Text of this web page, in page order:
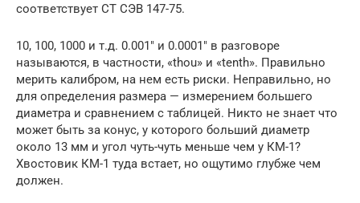
соответствует СТ СЭВ 147-75.
10, 100, 1000 и т.д. 0.001″ и 0.0001″ в разговоре
называются, в частности, «thou» и «tenth». Правильно
мерить калибром, на нем есть риски. Неправильно, но
для определения размера — измерением большего
диаметра и сравнением с таблицей. Никто не знает что
может быть за конус, у которого больший диаметр
около 13 мм и угол чуть-чуть меньше чем у КМ-1?
Хвостовик КМ-1 туда встает, но ощутимо глубже чем
должен.